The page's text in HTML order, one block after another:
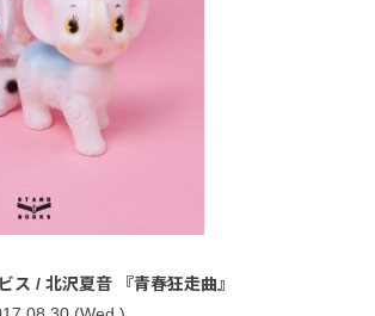
ス / 北沢夏音 『青春狂走曲』